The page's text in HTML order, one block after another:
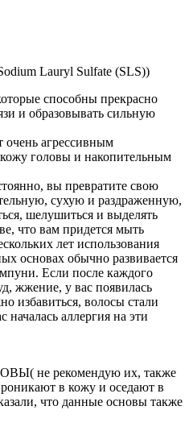
Lauryl Sulfate (SLS))
способны прекрасно
и образовывать сильную
агрессивным
головы и накопительным
вы превратите свою
сухую и раздраженную,
шелушиться и выделять
что вам придется мыть
лет использования
основах обычно развивается
Если после каждого
жжение, у вас появилась
избавиться, волосы стали
началась аллергия на эти
не рекомендую их, также
в кожу и оседают в
что данные основы также